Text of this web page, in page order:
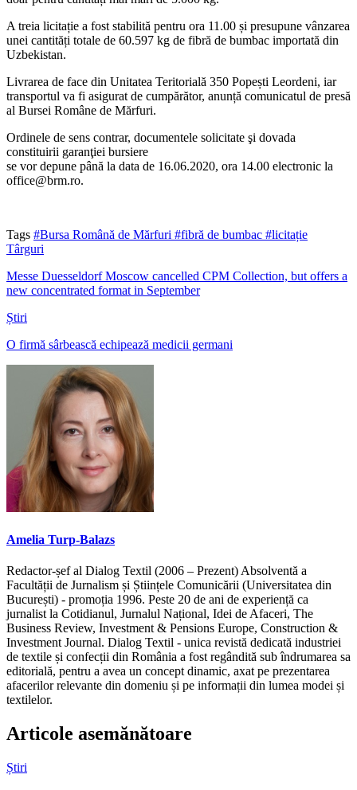
A treia licitație a fost stabilită pentru ora 11.00 și presupune vânzarea
unei cantități totale de 60.597 kg de fibră de bumbac importată din
Uzbekistan.
Livrarea de face din Unitatea Teritorială 350 Popești Leordeni, iar
transportul va fi asigurat de cumpărător, anunță comunicatul de presă
al Bursei Române de Mărfuri.
Ordinele de sens contrar, documentele solicitate şi dovada
constituirii garanţiei bursiere
se vor depune până la data de 16.06.2020, ora 14.00 electronic la
office@brm.ro.
Tags #Bursa Română de Mărfuri #fibră de bumbac #licitație
Târguri
Messe Duesseldorf Moscow cancelled CPM Collection, but offers a
new concentrated format in September
Știri
O firmă sârbească echipează medicii germani
Amelia Turp-Balazs
Redactor-șef al Dialog Textil (2006 – Prezent) Absolventă a
Facultății de Jurnalism și Științele Comunicării (Universitatea din
București) - promoția 1996. Peste 20 de ani de experiență ca
jurnalist la Cotidianul, Jurnalul Național, Idei de Afaceri, The
Business Review, Investment & Pensions Europe, Construction &
Investment Journal. Dialog Textil - unica revistă dedicată industriei
de textile și confecții din România a fost regândită sub îndrumarea sa
editorială, pentru a avea un concept dinamic, axat pe prezentarea
afacerilor relevante din domeniu și pe informații din lumea modei și
textilelor.
Articole asemănătoare
Știri